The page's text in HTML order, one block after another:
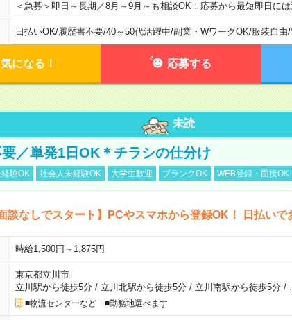
＜急募＞即日～長期／8月～9月～も相談OK！応募から最短即日に
日払いOK/履歴書不要/40～50代活躍中/副業・WワークOK/服装自由/
気になる！ 応募する
未読
／単発1日OK＊チラシの仕分け
験OK 社会人未経験OK 大学生歓迎 ブランクOK WEB登録・面接OK
談なしでスタート】PCやスマホから登録OK！ 日払いで
時給1,500円～1,875円
東京都立川市
立川駅から徒歩5分/ 立川北駅から徒歩5分/ 立川南駅から徒歩5分/
■物流センターなど ■勤務地選べます